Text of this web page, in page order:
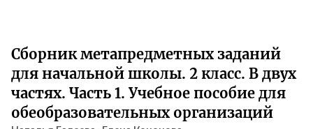
Сборник метапредметных заданий
для начальной школы. 2 класс. В двух
частях. Часть 1. Учебное пособие для
обеобразовательных организаций